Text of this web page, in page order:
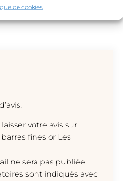
de cookies
votre avis sur
fines or Les
ne sera pas publiée.
sont indiqués avec